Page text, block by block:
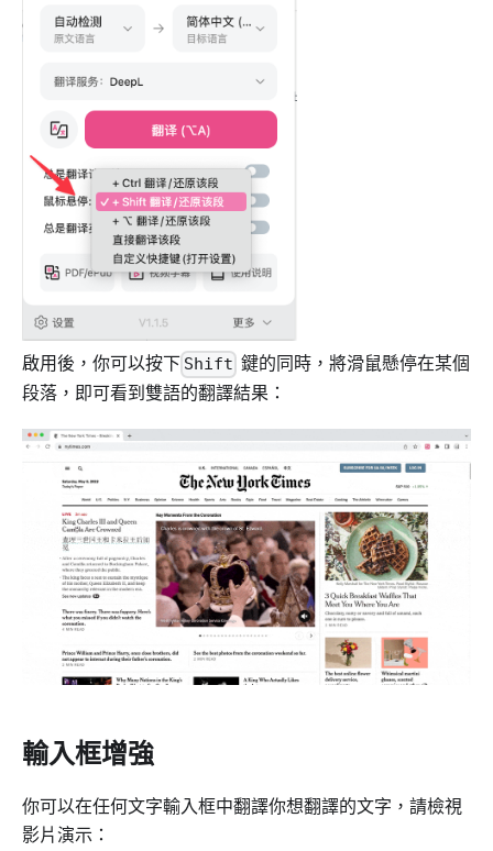
啟用後，你可以按下 Shift 鍵的同時，將滑鼠懸停在某個
段落，即可看到雙語的翻譯結果：
輸入框增強
你可以在任何文字輸入框中翻譯你想翻譯的文字，請檢視
影片演示：